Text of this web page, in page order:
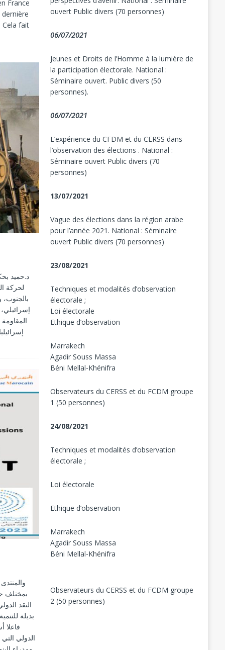
France
Cela fait
لحركة
النقد
فاعلا
ouvert Public divers (70 personnes)
06/07/2021
Jeunes et Droits de l’Homme à la lumière de
la participation électorale. National :
Séminaire ouvert. Public divers (50
personnes).
06/07/2021
L’expérience du CFDM et du CERSS dans
l’observation des élections . National :
Séminaire ouvert Public divers (70
personnes)
13/07/2021
Vague des élections dans la région arabe
pour l’année 2021. National : Séminaire
ouvert Public divers (70 personnes)
23/08/2021
Techniques et modalités d’observation
électorale ;
Loi électorale
Ethique d’observation
Marrakech
Agadir Souss Massa
Béni Mellal-Khénifra
Observateurs du CERSS et du FCDM groupe
1 (50 personnes)
24/08/2021
Techniques et modalités d’observation
électorale ;
Loi électorale
Ethique d’observation
Marrakech
Agadir Souss Massa
Béni Mellal-Khénifra
Observateurs du CERSS et du FCDM groupe
2 (50 personnes)